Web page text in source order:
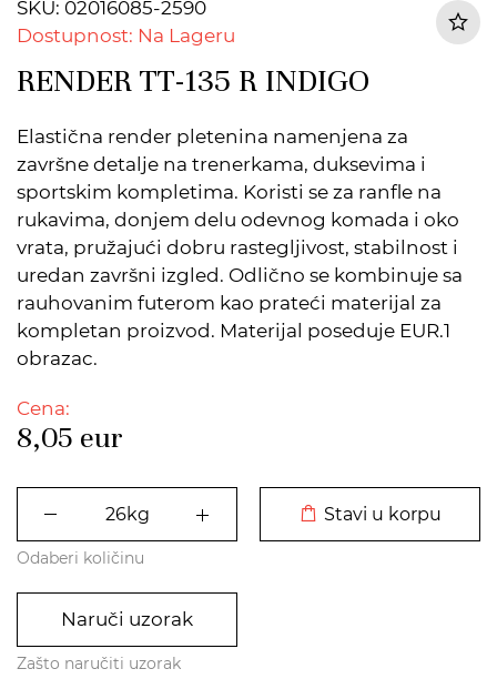
SKU: 02016085-2590
Dostupnost: Na Lageru
RENDER TT-135 R INDIGO
Elastična render pletenina namenjena za
završne detalje na trenerkama, duksevima i
sportskim kompletima. Koristi se za ranfle na
rukavima, donjem delu odevnog komada i oko
vrata, pružajući dobru rastegljivost, stabilnost i
uredan završni izgled. Odlično se kombinuje sa
rauhovanim futerom kao prateći materijal za
kompletan proizvod. Materijal poseduje EUR.1
obrazac.
Cena:
8,05 eur
Stavi u korpu
Odaberi količinu
Naruči uzorak
Zašto naručiti uzorak